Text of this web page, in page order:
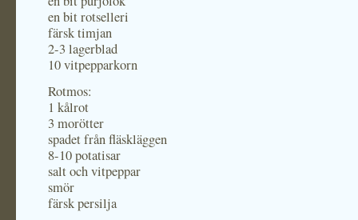
en bit rotselleri
färsk timjan
2-3 lagerblad
10 vitpepparkorn
Rotmos:
1 kålrot
3 morötter
spadet från fläskläggen
8-10 potatisar
salt och vitpeppar
smör
färsk persilja